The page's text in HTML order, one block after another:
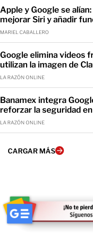
Apple y Google se
mejorar Siri y añadir
MARIEL CABALLERO
Google elimina videos
utilizan la imagen de
LA RAZÓN ONLINE
Banamex integra
reforzar la seguridad
LA RAZÓN ONLINE
CARGAR MÁS